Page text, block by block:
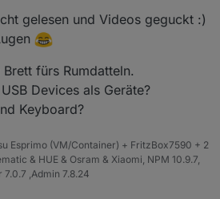
gelesen und Videos geguckt :)
fürs Rumdatteln.
Devices als Geräte?
Keyboard?
Esprimo (VM/Container) + FritzBox7590 + 2
& HUE & Osram & Xiaomi, NPM 10.9.7,
,Admin 7.8.24